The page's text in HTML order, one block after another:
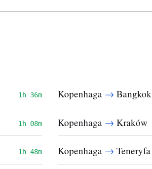
1h 36m Kopenhaga → Bangkok
1h 08m Kopenhaga → Kraków
1h 48m Kopenhaga → Teneryfa